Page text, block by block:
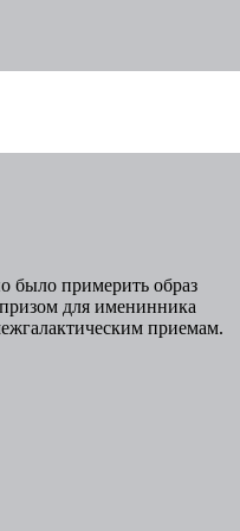
было примерить образ
для именинника
приемам.